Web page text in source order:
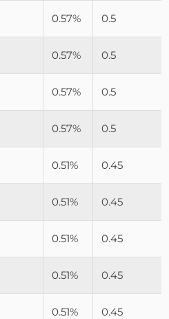
0.57% 0.5
0.57% 0.5
0.57% 0.5
0.57% 0.5
0.51% 0.45
0.51% 0.45
0.51% 0.45
0.51% 0.45
0.51% 0.45